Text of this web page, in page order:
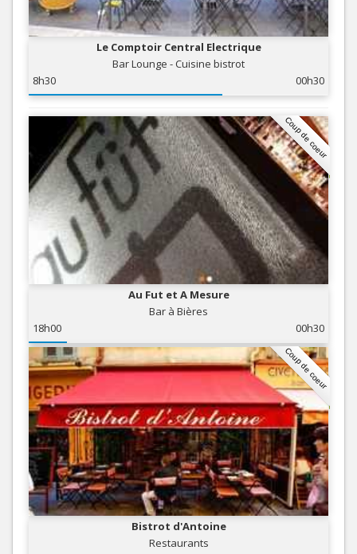
Le Comptoir Central Electrique
Bar Lounge - Cuisine bistrot
8h30
00h30
Coup de coeur
Au Fut et A Mesure
Bar à Bières
18h00
00h30
Coup de coeur
Bistrot d'Antoine
Restaurants